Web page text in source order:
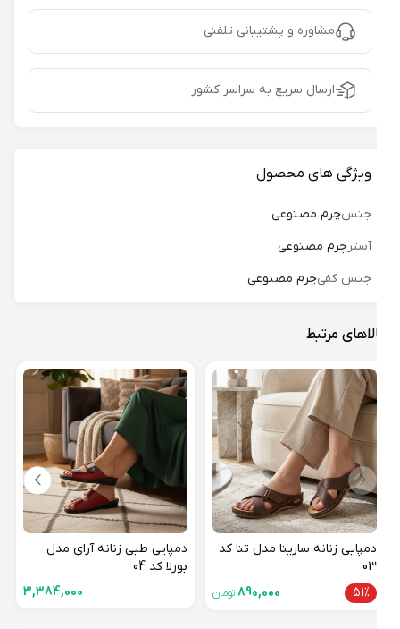
مشاوره و پشتیبانی تلفنی
ارسال سریع به سراسر کشور
ویژگی های محصول
جنسچرم مصنوعی
آسترچرم مصنوعی
جنس کفی چرم مصنوعی
مرتبط
دمپایی زنانه سارینا مدل ثنا کد
51%
890,000 تومان
دمپایی طبی زنانه آرای مدل
بورلا کد 04
3,384,000